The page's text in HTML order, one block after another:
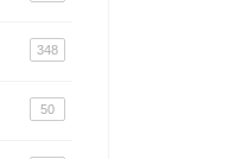
348
50